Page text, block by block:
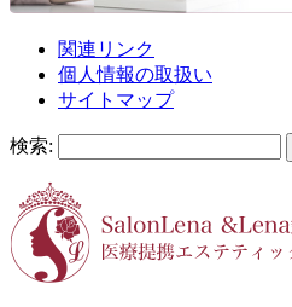
関連リンク
個人情報の取扱い
サイトマップ
検索: